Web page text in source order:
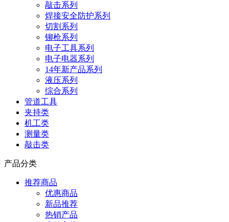
敲击系列
焊接安全防护系列
切割系列
铆枪系列
电子工具系列
电子电器系列
14年新产品系列
液压系列
综合系列
管道工具
夹持类
机工类
测量类
敲击类
产品分类
推荐商品
优惠商品
新品推荐
热销产品